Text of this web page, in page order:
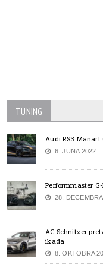
TUNING
Audi RS3
6. JUNA 2022.
Performmaster
28. DECEMBRA
AC Schnitzer
ikada
8. OKTOBRA